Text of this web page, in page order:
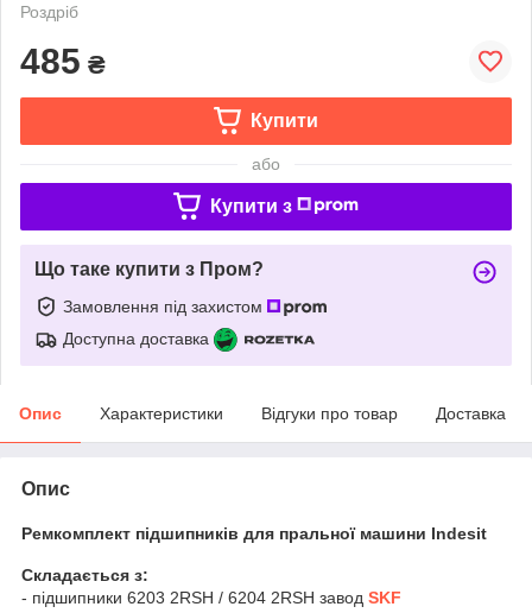
Роздріб
485 ₴
Купити
або
Купити з
Що таке купити з Пром?
Замовлення під захистом
Доступна доставка
Опис Характеристики Відгуки про товар Доставка
Опис
Ремкомплект підшипників для пральної машини Indesit
Складається з:
- підшипники 6203 2RSH / 6204 2RSH завод SKF